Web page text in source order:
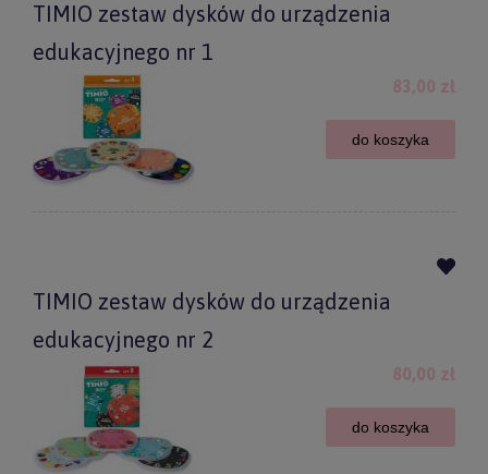
TIMIO zestaw dysków do urządzenia
edukacyjnego nr 1
83,00 zł
do koszyka
TIMIO zestaw dysków do urządzenia
edukacyjnego nr 2
80,00 zł
do koszyka